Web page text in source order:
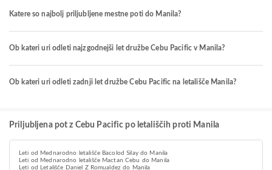
Katere so najbolj priljubljene mestne poti do Manila?
Ob kateri uri odleti najzgodnejši let družbe Cebu Pacific v Manila?
Ob kateri uri odleti zadnji let družbe Cebu Pacific na letališče Manila?
Priljubljena pot z Cebu Pacific po letališčih proti Manila
Leti od Mednarodno letališče Bacolod Silay do Manila
Leti od Mednarodno letališče Mactan Cebu do Manila
Leti od Letališče Daniel Z Romualdez do Manila